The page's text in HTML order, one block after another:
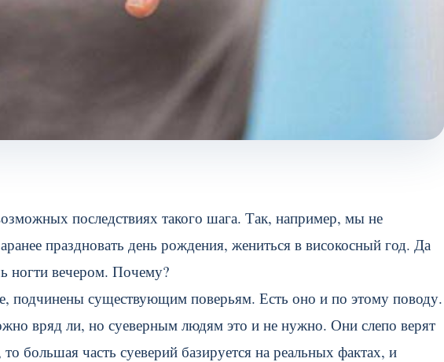
последствиях такого шага. Так, например, мы не
праздновать день рождения, жениться в високосный год. Да
ногти вечером. Почему?
подчинены существующим поверьям. Есть оно и по этому поводу.
вряд ли, но суеверным людям это и не нужно. Они слепо верят
большая часть суеверий базируется на реальных фактах, и